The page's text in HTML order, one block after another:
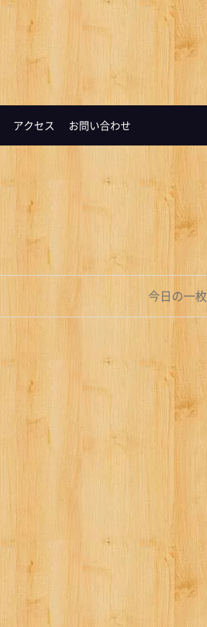
アクセス お問い合わせ
今日の一枚